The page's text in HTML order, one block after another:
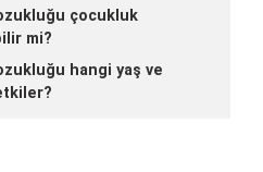
çocukluk
mi?
hangi yaş ve